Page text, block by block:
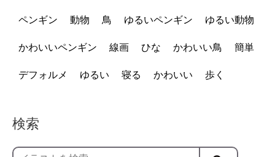
ペンギン 動物 鳥 ゆるいペンギン ゆるい動物
かわいいペンギン 線画 ひな かわいい鳥 簡単
デフォルメ ゆるい 寝る かわいい 歩く
検索